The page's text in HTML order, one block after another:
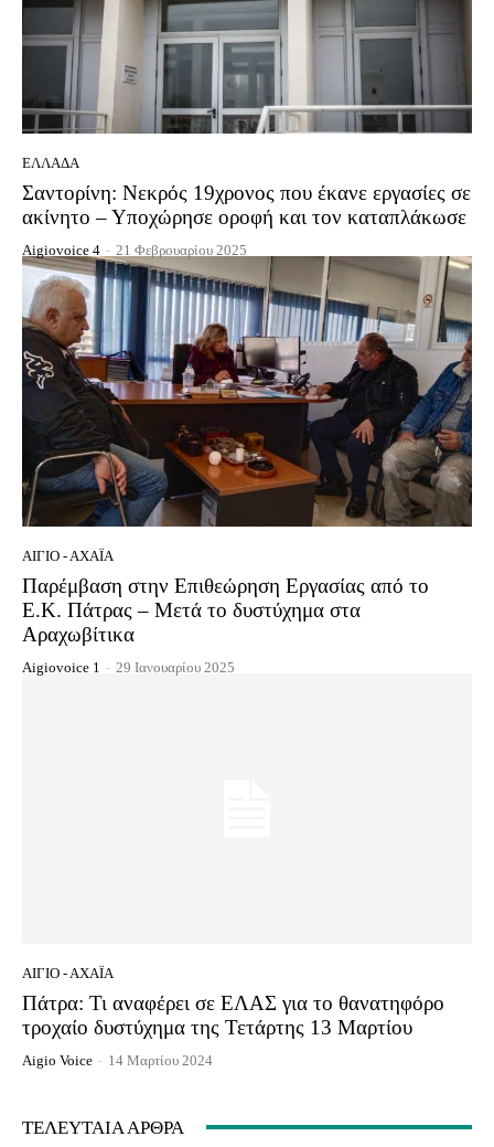
ΕΛΛΆΔΑ
Σαντορίνη: Νεκρός 19χρονος που έκανε εργασίες σε
ακίνητο – Υποχώρησε οροφή και τον καταπλάκωσε
Aigiovoice 4 - 21 Φεβρουαρίου 2025
ΑΊΓΙΟ - ΑΧΑΪ́Α
Παρέμβαση στην Επιθεώρηση Εργασίας από το
Ε.Κ. Πάτρας – Μετά το δυστύχημα στα
Αραχωβίτικα
Aigiovoice 1 - 29 Ιανουαρίου 2025
ΑΊΓΙΟ - ΑΧΑΪ́Α
Πάτρα: Τι αναφέρει σε ΕΛΑΣ για το θανατηφόρο
τροχαίο δυστύχημα της Τετάρτης 13 Μαρτίου
Aigio Voice - 14 Μαρτίου 2024
ΤΕΛΕΥΤΑΊΑ ΆΡΘΡΑ